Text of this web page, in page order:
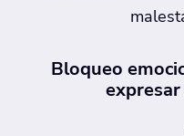
Bloqueo